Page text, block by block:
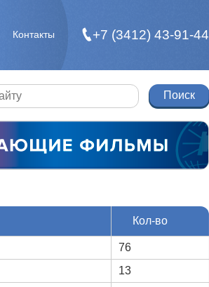
Контакты +7 (3412) 43-91-44
Кол-во
76
13